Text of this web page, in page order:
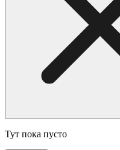
Тут пока пусто